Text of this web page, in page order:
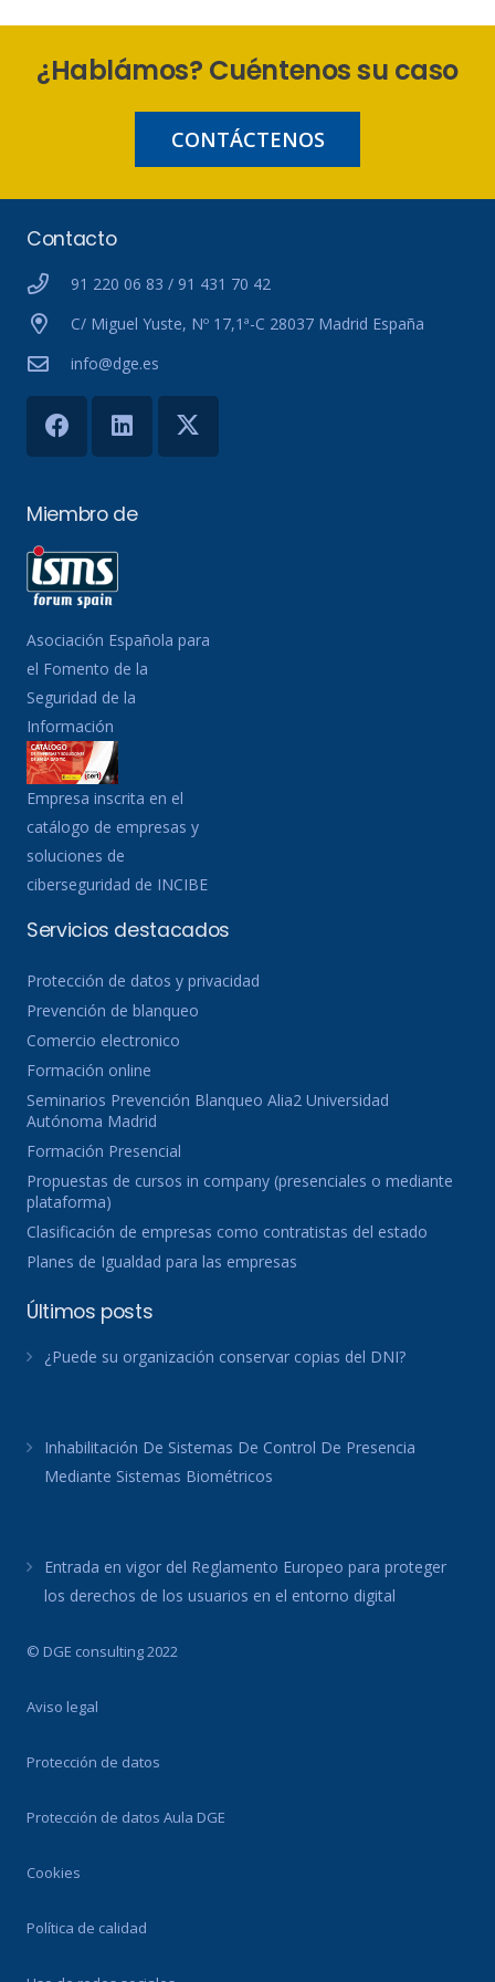
¿Hablámos? Cuéntenos su caso
CONTÁCTENOS
Contacto
91 220 06 83 / 91 431 70 42
C/ Miguel Yuste, Nº 17,1ª-C 28037 Madrid España
info@dge.es
Miembro de
Asociación Española para
el Fomento de la
Seguridad de la
Información
Empresa inscrita en el
catálogo de empresas y
soluciones de
ciberseguridad de INCIBE
Servicios destacados
Protección de datos y privacidad
Prevención de blanqueo
Comercio electronico
Formación online
Seminarios Prevención Blanqueo Alia2 Universidad
Autónoma Madrid
Formación Presencial
Propuestas de cursos in company (presenciales o mediante
plataforma)
Clasificación de empresas como contratistas del estado
Planes de Igualdad para las empresas
Últimos posts
¿Puede su organización conservar copias del DNI?
Inhabilitación De Sistemas De Control De Presencia
Mediante Sistemas Biométricos
Entrada en vigor del Reglamento Europeo para proteger
los derechos de los usuarios en el entorno digital
© DGE consulting 2022
Aviso legal
Protección de datos
Protección de datos Aula DGE
Cookies
Política de calidad